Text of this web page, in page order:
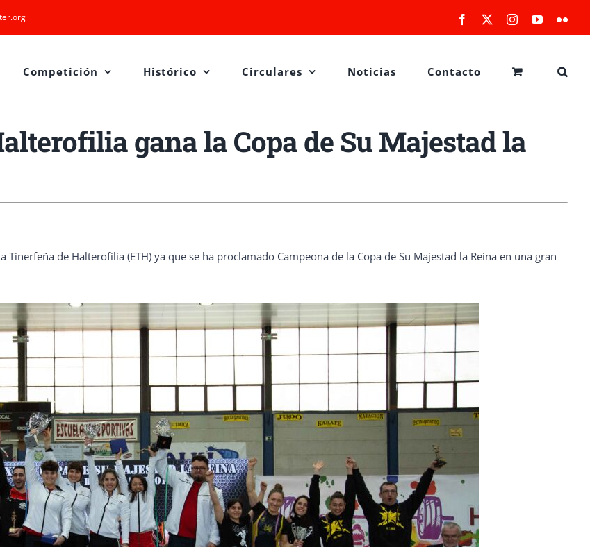
Facebook InstagramYouTube
Competición Histórico Circulares Noticias Contacto
gana la Copa de Su Majestad la
de Halterofilia (ETH) ya que se ha proclamado Campeona de la Copa de Su Majestad la Reina en una gran